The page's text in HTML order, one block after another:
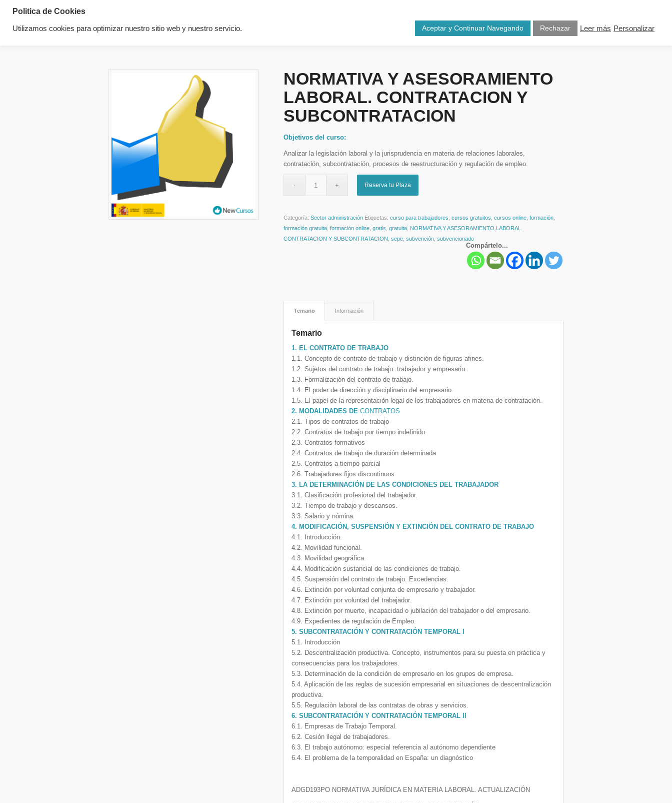
Cursos Nosotros Blog Contacto
NORMATIVA Y ASESORAMIENTO
LABORAL. CONTRATACION Y
SUBCONTRATACION
Objetivos del curso:
Analizar la legislación laboral y la jurisprudencia en materia de relaciones laborales,
contratación, subcontratación, procesos de reestructuración y regulación de empleo.
Reserva tu Plaza
Categoría:Sector administración Etiquetas:curso para trabajadores ,cursos gratuitos ,cursos online ,formación
formación gratuita ,formación online ,gratis ,gratuita NORMATIVA Y ASESORAMIENTO LABORAL.
CONTRATACION Y SUBCONTRATACION ,sepe ,subvención ,subvencionado
Compártelo...
Temario Información
Temario
1. EL CONTRATO DE TRABAJO
1.1. Concepto de contrato de trabajo y distinción de figuras afines.
1.2. Sujetos del contrato de trabajo: trabajador y empresario.
1.3. Formalización del contrato de trabajo.
1.4. El poder de dirección y disciplinario del empresario.
1.5. El papel de la representación legal de los trabajadores en materia de contratación.
2. MODALIDADES DE CONTRATOS
2.1. Tipos de contratos de trabajo
2.2. Contratos de trabajo por tiempo indefinido
2.3. Contratos formativos
2.4. Contratos de trabajo de duración determinada
2.5. Contratos a tiempo parcial
2.6. Trabajadores fijos discontinuos
3. LA DETERMINACIÓN DE LAS CONDICIONES DEL TRABAJADOR
3.1. Clasificación profesional del trabajador.
3.2. Tiempo de trabajo y descansos.
3.3. Salario y nómina.
4. MODIFICACIÓN, SUSPENSIÓN Y EXTINCIÓN DEL CONTRATO DE TRABAJO
4.1. Introducción.
4.2. Movilidad funcional.
4.3. Movilidad geográfica.
4.4. Modificación sustancial de las condiciones de trabajo.
4.5. Suspensión del contrato de trabajo. Excedencias.
4.6. Extinción por voluntad conjunta de empresario y trabajador.
4.7. Extinción por voluntad del trabajador.
4.8. Extinción por muerte, incapacidad o jubilación del trabajador o del empresario.
4.9. Expedientes de regulación de Empleo.
5. SUBCONTRATACIÓN Y CONTRATACIÓN TEMPORAL I
5.1. Introducción
5.2. Descentralización productiva. Concepto, instrumentos para su puesta en práctica y
consecuencias para los trabajadores.
5.3. Determinación de la condición de empresario en los grupos de empresa.
5.4. Aplicación de las reglas de sucesión empresarial en situaciones de descentralización
productiva.
5.5. Regulación laboral de las contratas de obras y servicios.
6. SUBCONTRATACIÓN Y CONTRATACIÓN TEMPORAL II
6.1. Empresas de Trabajo Temporal.
6.2. Cesión ilegal de trabajadores.
6.3. El trabajo autónomo: especial referencia al autónomo dependiente
6.4. El problema de la temporalidad en España: un diagnóstico
ADGD193PO NORMATIVA JURÍDICA EN MATERIA LABORAL. ACTUALIZACIÓN
Politica de Cookies
Utilizamos cookies para optimizar nuestro sitio web y nuestro servicio. Aceptar y Continuar Navegando Rechazar Leer más Personalizar